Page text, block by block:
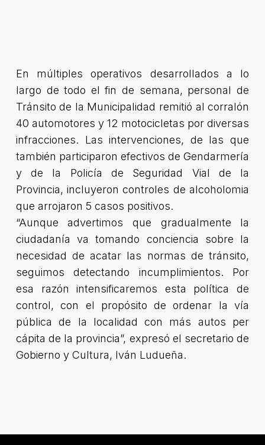
En múltiples operativos desarrollados a lo
largo de todo el fin de semana, personal de
Tránsito de la Municipalidad remitió al corralón
40 automotores y 12 motocicletas por diversas
infracciones. Las intervenciones, de las que
también participaron efectivos de Gendarmería
y de la Policía de Seguridad Vial de la
Provincia, incluyeron controles de alcoholomia
que arrojaron 5 casos positivos.
“Aunque advertimos que gradualmente la
ciudadanía va tomando conciencia sobre la
necesidad de acatar las normas de tránsito,
seguimos detectando incumplimientos. Por
esa razón intensificaremos esta política de
control, con el propósito de ordenar la vía
pública de la localidad con más autos per
cápita de la provincia”, expresó el secretario de
Gobierno y Cultura, Iván Ludueña.